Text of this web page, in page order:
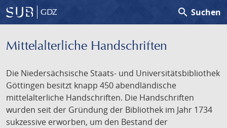
GDZ search Suchen
Mittelalterliche Handschriften
Die Niedersächsische Staats- und Universitätsbibliothek
Göttingen besitzt knapp 450 abendländische
mittelalterliche Handschriften. Die Handschriften
wurden seit der Gründung der Bibliothek im Jahr 1734
sukzessive erworben, um den Bestand der